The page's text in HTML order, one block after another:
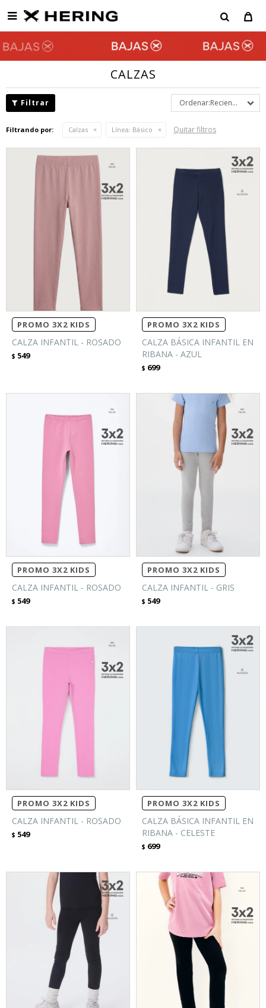

CALZAS
Recientes
Filtrando por: Calzas Línea: Básico Quitar filtros
PROMO 3X2 KIDS
CALZA INFANTIL - ROSADO
$ 549
PROMO 3X2 KIDS
CALZA BÁSICA INFANTIL EN
RIBANA - AZUL
$ 699
PROMO 3X2 KIDS
CALZA INFANTIL - ROSADO
$ 549
PROMO 3X2 KIDS
CALZA INFANTIL - GRIS
$ 549
PROMO 3X2 KIDS
CALZA INFANTIL - ROSADO
$ 549
PROMO 3X2 KIDS
CALZA BÁSICA INFANTIL EN
RIBANA - CELESTE
$ 699